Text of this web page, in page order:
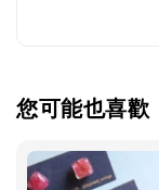
您可能也喜歡